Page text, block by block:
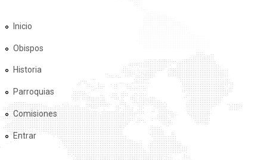
Inicio
Obispos
Historia
Parroquias
Comisiones
Entrar